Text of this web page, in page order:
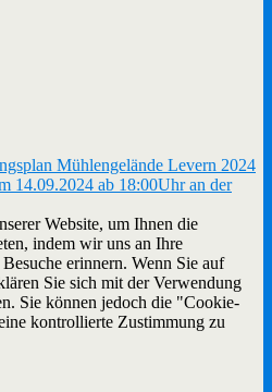
Mühlengelände Levern 2024
14.09.2024 ab 18:00Uhr an der
Website, um Ihnen die
indem wir uns an Ihre
erinnern. Wenn Sie auf
Sie sich mit der Verwendung
Sie können jedoch die "Cookie-
kontrollierte Zustimmung zu